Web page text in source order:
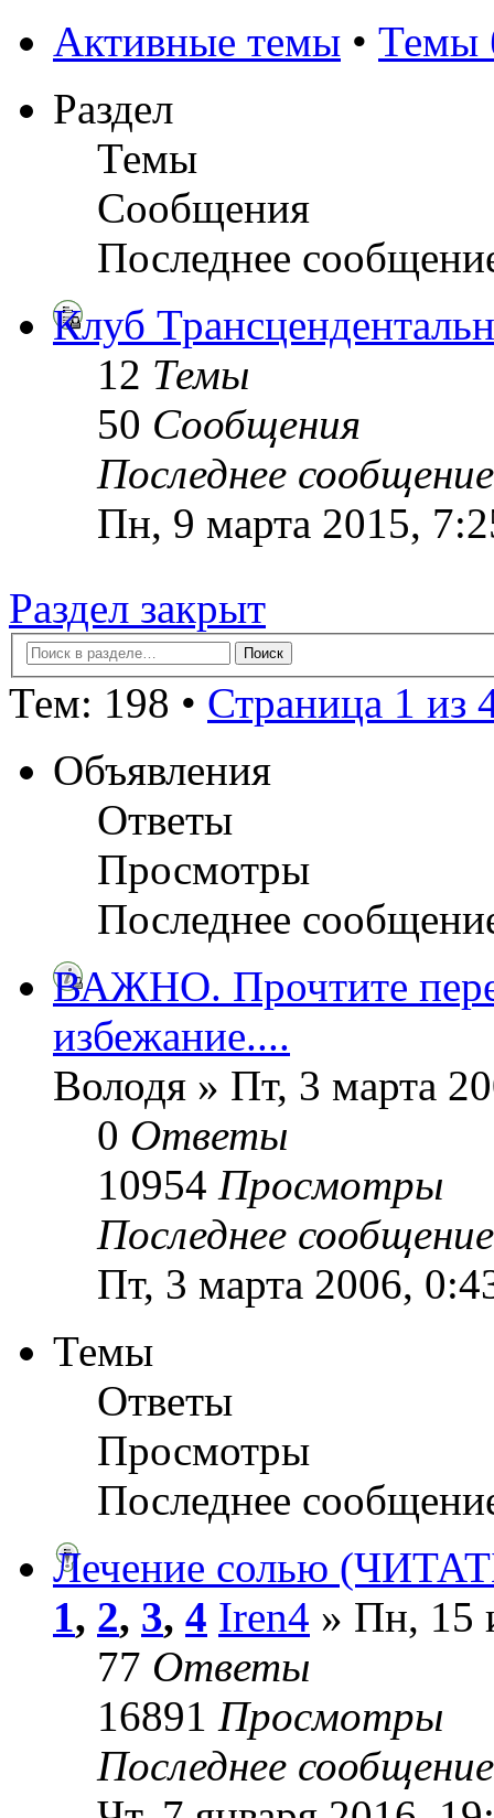
Активные темы • Темы
Раздел
Темы
Сообщения
Последнее
Клуб
12 Темы
50 Сообщения
Последнее сообщение
Пн, 9 марта 2015,
Раздел закрыт
Тем: 198 • Страница 1 из
Объявления
Ответы
Просмотры
Последнее
ВАЖНО. Прочтите
избежание....
Володя » Пт, 3 марта
0 Ответы
10954 Просмотры
Последнее
Пт, 3 марта 2006,
Темы
Ответы
Просмотры
Последнее
Лечение солью
1, 2, 3, 4 Iren4 » Пн, 15
77 Ответы
16891 Просмотры
Последнее